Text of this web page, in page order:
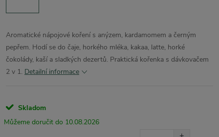
Aromatické nápojové koření s anýzem, kardamomem a černým
pepřem. Hodí se do čaje, horkého mléka, kakaa, latte, horké
čokolády, kaší a sladkých dezertů. Praktická kořenka s dávkovačem
2 v 1. Detailní informace
Skladom
10.08.2026